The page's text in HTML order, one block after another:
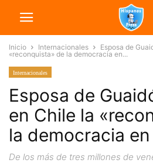
Inicio Internacionales
Esposa de
«reconquista» de la democracia en...
Internacionales
Esposa de
en Chile la
la democracia
De los más de tres millones de